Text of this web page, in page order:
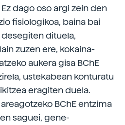
dago oso argi zein den
fisiologikoa, baina bai
dituela,
zuzen ere, kokaina-
aukera gisa BChE
ustekabean konturatu
eragiten duela.
BChE entzima
saguei, gene-